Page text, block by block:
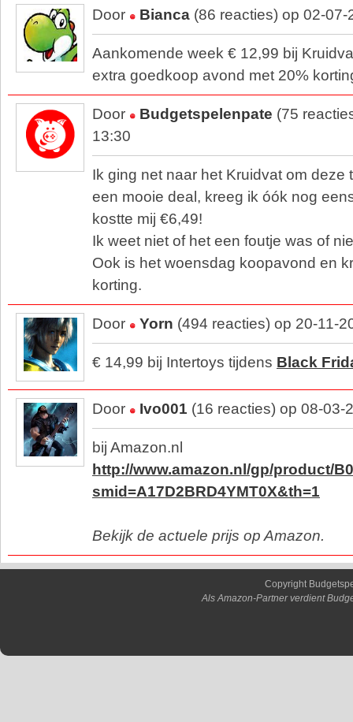
Door Bianca (86 reacties) op 02-07-
Aankomende week € 12,99 bij
extra goedkoop avond met 20%
Door Budgetspelenpate (75
13:30
Ik ging net naar het Kruidvat om deze
een mooie deal, kreeg ik óók nog
kostte mij €6,49!
Ik weet niet of het een foutje was of
Ook is het woensdag koopavond en
korting.
Door Yorn (494 reacties) op 20-11-
€ 14,99 bij Intertoys tijdens Black
Door Ivo001 (16 reacties) op 08-03-
bij Amazon.nl
http://www.amazon.nl/gp/product/
smid=A17D2BRD4YMT0X&th=1
Bekijk de actuele prijs op Amazon.
Copyright
Als Amazon-Partner verdient